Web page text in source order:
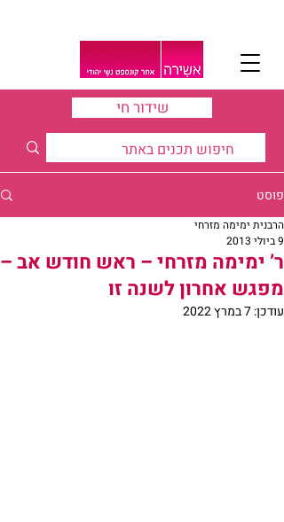
שידור חי
פוסט
ר’ ימימה מזרחי – ראש חודש אב –
מפגש אחרון לשנה זו
הרבנית ימימה מזרחי
9 ביולי 2013
עודכן:7 במרץ 2022